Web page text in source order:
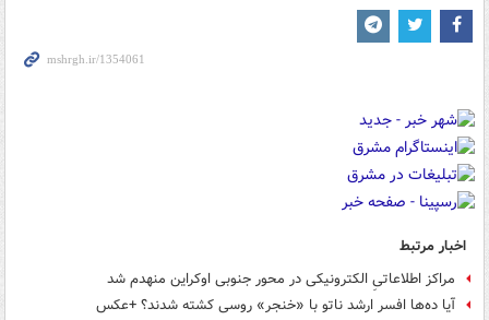
اخبار مرتبط
مراکز اطلاعاتیِ الکترونیکی در محور جنوبی اوکراین منهدم شد
آیا ده‌ها افسر ارشد ناتو با «خنجر» روسی کشته شدند؟ +عکس